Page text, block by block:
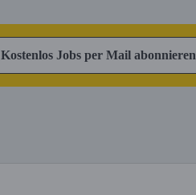
Kostenlos Jobs per Mail abonnieren